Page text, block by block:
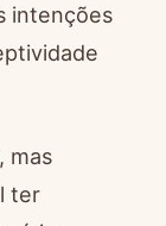
intenções
mas
ter